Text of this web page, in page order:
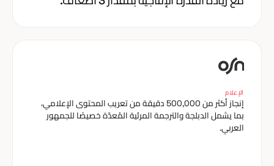
الإعلام
إنجاز أكثر من 500,000 دقيقة من تعريب المحتوى الإعلامي،
بما يشمل الدبلجة والترجمة المرئية المُعدّة خصيصًا للجمهور
العربي.